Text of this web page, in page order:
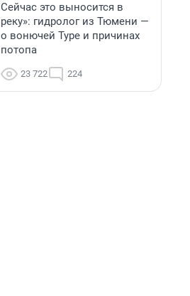
Сейчас это выносится в
реку»: гидролог из Тюмени —
о вонючей Туре и причинах
потопа
23 722 224